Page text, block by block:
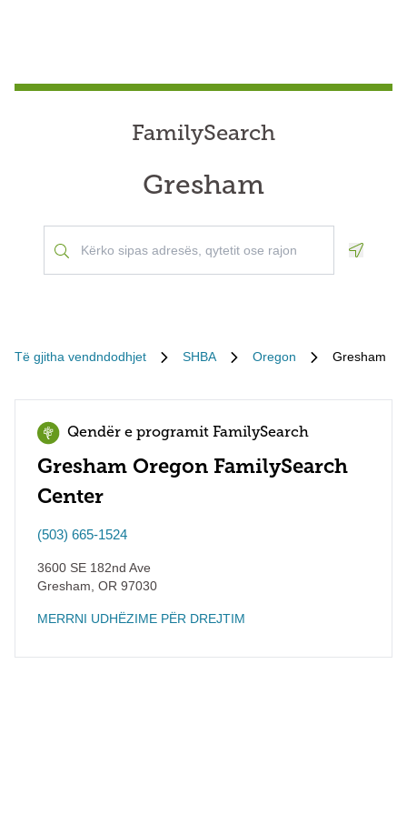
FamilySearch
Gresham
Të gjitha vendndodhjet SHBA Oregon Gresham
Qendër e programit FamilySearch
Gresham Oregon FamilySearch
Center
(503) 665-1524
3600 SE 182nd Ave
Gresham OR 97030
MERRNI UDHËZIME PËR DREJTIM